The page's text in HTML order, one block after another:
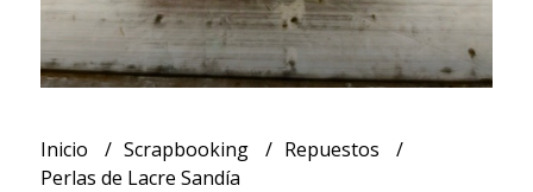
Inicio Scrapbooking
Repuestos
Perlas de Lacre Sandía